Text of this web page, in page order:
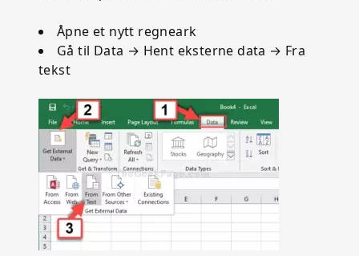
Åpne et nytt regneark
Gå til Data → Hent eksterne data → Fra
tekst